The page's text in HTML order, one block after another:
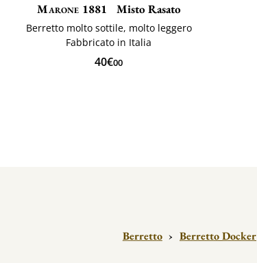
Marone 1881 Misto Rasato
Berretto molto sottile, molto leggero
Fabbricato in Italia
40€00
Berretto › Berretto Docker